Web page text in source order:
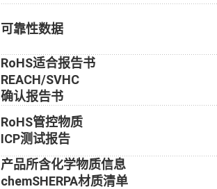
可靠性数据
RoHS适合报告书
REACH/SVHC
确认报告书
RoHS管控物质
ICP测试报告
产品所含化学物质信息
chemSHERPA材质清单